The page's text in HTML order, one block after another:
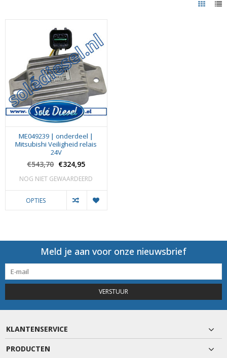
ME049239 | onderdeel |
Mitsubishi Veiligheid relais
24V
€543,70 €324,95
NOG NIET GEWAARDEERD
OPTIES
Meld je aan voor onze nieuwsbrief
VERSTUUR
KLANTENSERVICE
PRODUCTEN